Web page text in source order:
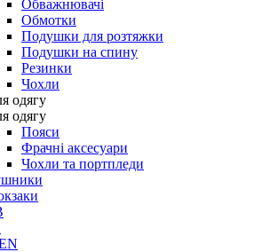
Обважнювачі
Обмотки
Подушки для розтяжки
Подушки на спину
Резинки
Чохли
одягу
одягу
Пояси
Фрачні аксесуари
Чохли та портпледи